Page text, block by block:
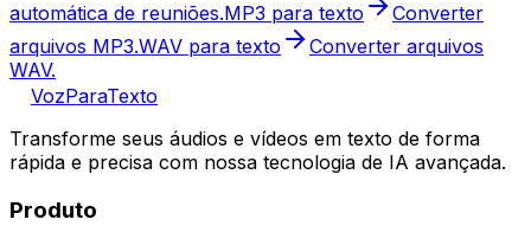
automática de reuniões.MP3 para texto
Converter
arquivos MP3.WAV para texto
Converter arquivos
WAV.
VozParaTexto
Transforme seus áudios e vídeos em texto de forma
rápida e precisa com nossa tecnologia de IA avançada.
Produto